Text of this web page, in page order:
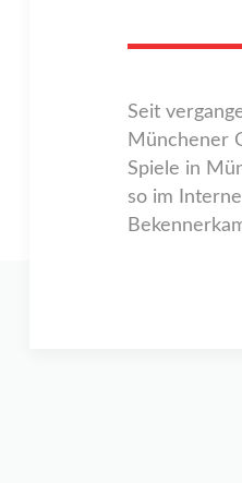
Seit
Münchener
Spiele in
so im